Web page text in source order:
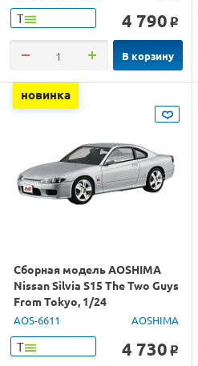
Т 4 790 o
В корзину
новинка
Сборная модель AOSHIMA
Nissan Silvia S15 The Two Guys
From Tokyo, 1/24
AOS-6611 AOSHIMA
Т 4 730 o